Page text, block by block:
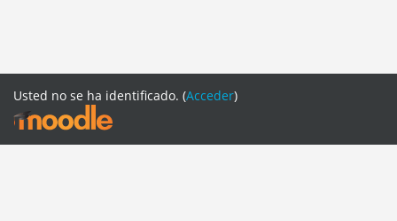
Usted no se ha identificado. (Acceder)